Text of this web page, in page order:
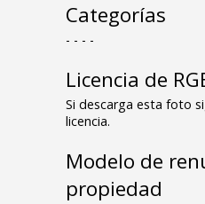
Categorías
- - - -
Licencia de
Si descarga esta foto
licencia.
Modelo de
propiedad